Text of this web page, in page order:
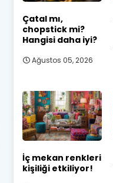
Çatal mı,
chopstick mi?
Hangisi daha iyi?
Ağustos 05, 2026
İç mekan renkleri
kişiliği etkiliyor!